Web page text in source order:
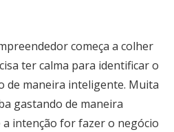
começa a colher
ter calma para identificar o
de maneira inteligente. Muita
gastando de maneira
intenção for fazer o negócio